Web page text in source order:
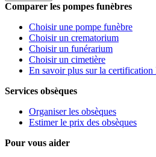
Comparer les pompes funèbres
Choisir une pompe funèbre
Choisir un crematorium
Choisir un funérarium
Choisir un cimetière
En savoir plus sur la certification
Services obsèques
Organiser les obsèques
Estimer le prix des obsèques
Pour vous aider